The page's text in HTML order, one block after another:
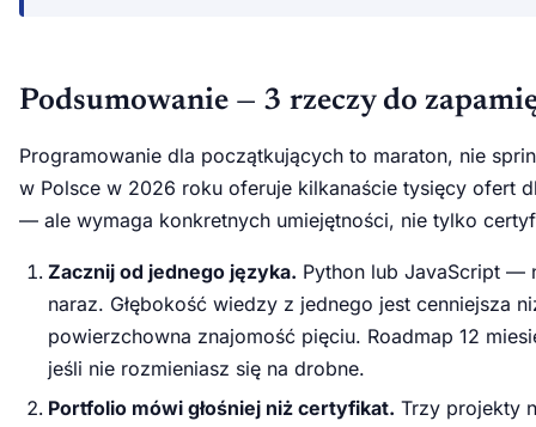
Podsumowanie — 3 rzeczy do
Programowanie dla początkujących to maraton, nie
w Polsce w 2026 roku oferuje kilkanaście tysięcy ofert
— ale wymaga konkretnych umiejętności, nie tylko
Zacznij od jednego języka. Python lub JavaScript —
naraz. Głębokość wiedzy z jednego jest cenniejsza
powierzchowna znajomość pięciu. Roadmap 12
jeśli nie rozmieniasz się na drobne.
Portfolio mówi głośniej niż certyfikat. Trzy projekty